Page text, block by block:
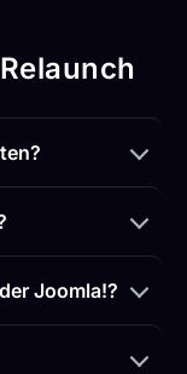
Joomla!?